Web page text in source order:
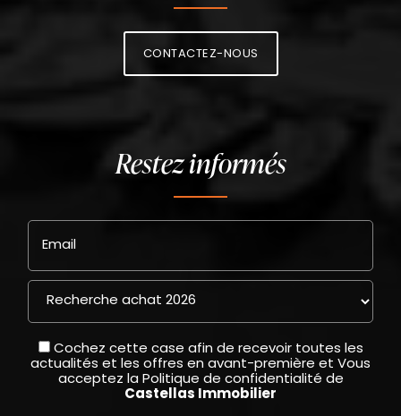
CONTACTEZ-NOUS
Restez informés
Email
Cochez cette case afin de recevoir toutes les
actualités et les offres en avant-première et Vous
acceptez la Politique de confidentialité de
Castellas Immobilier